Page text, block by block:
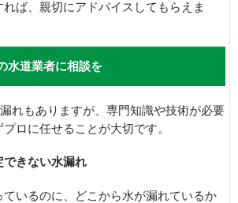
ば、親切にアドバイスしてもらえま
水道業者に相談を
れもありますが、専門知識や技術が必要
ロに任せることが大切です。
できない水漏れ
ているのに、どこから水が漏れているか